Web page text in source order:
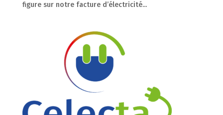
figure sur notre facture d’électricité...